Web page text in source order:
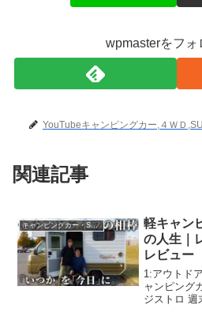
wpmasterをフォ
YouTubeキャンピングカー,４ＷＤ
関連記事
キャンピングカー・SUV人気車種
軽キャン
の人生｜
レビュー
1:アウトド
ャンピング
ジストロ 週